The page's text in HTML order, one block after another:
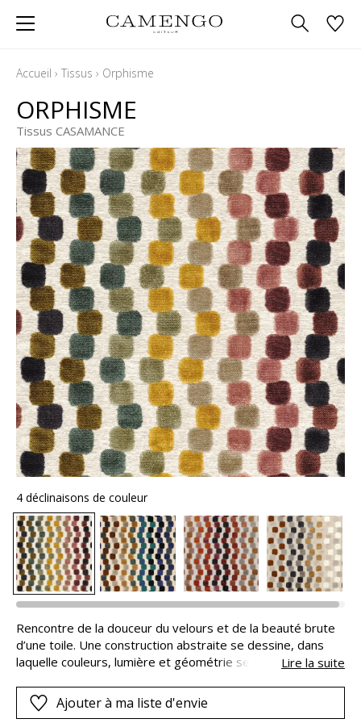
Accueil › Tissus › Orphisme
ORPHISME
Tissus CASAMANCE
4 déclinaisons de couleur
Rencontre de la douceur du velours et de la beauté brute
d’une toile. Une construction abstraite se dessine, dans
laquelle couleurs, lumière et géométrie se répondent.
verticales se succèdent, induisant la dynamique du
mouvement. De somptueux camaïeux confèrent élégance
Lire la suite
Ajouter à ma liste d'envie